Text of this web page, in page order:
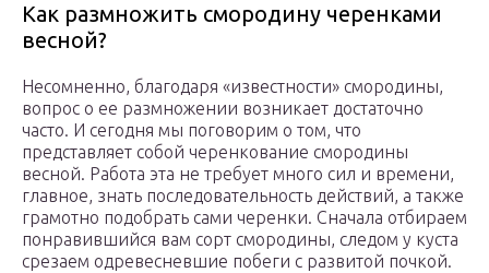
Как размножить смородину черенками
весной?
Несомненно, благодаря «известности» смородины,
вопрос о ее размножении возникает достаточно
часто. И сегодня мы поговорим о том, что
представляет собой черенкование смородины
весной. Работа эта не требует много сил и времени,
главное, знать последовательность действий, а также
грамотно подобрать сами черенки. Сначала отбираем
понравившийся вам сорт смородины, следом у куста
срезаем одревесневшие побеги с развитой почкой.